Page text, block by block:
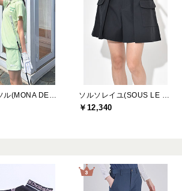
￥12,340